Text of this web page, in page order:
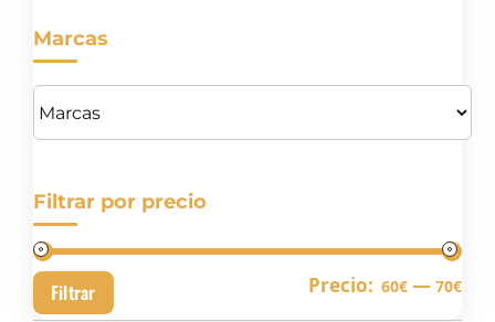
Marcas
Filtrar por precio
Filtrar Precio: 60€ — 70€